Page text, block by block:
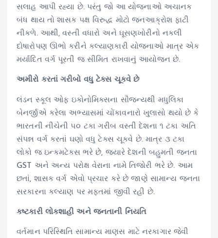
સલાહ આપી રહ્યા છે. પરંતુ જો આ યોજનાઓ અચાનક
બંધ થાય તો શાસક પક્ષ વિરુદ્ધ મોટો જનઆક્રોશ ફાટી
નીકળે. આથી, વસ્તી વધારો અને ઘૂસણખોરીનો નકલી
દોષારોપણ ઊભો કરીને કલ્યાણકારી યોજનાઓ માત્ર એક
મર્યાદિત વર્ગ પૂરતી જ સીમિત રાખવાનું આયોજન છે.
અમીરો કરતાં ગરીબો વધુ ટેક્સ ચૂકવે છે
લંડન સ્કૂલ ઓફ ઇકોનોમિક્સના સૌજન્યથી મધુલિકા
બેનર્જીએ કરેલા અભ્યાસમાં ચોંકાવનારો ખુલાસો થયો છે કે
ભારતની નીચેની ૫૦ ટકા ગરીબ વસ્તી દેશના ૧ ટકા અતિ
સંપન્ન વર્ગ કરતાં ઘણો વધુ ટેક્સ ચૂકવે છે. માત્ર ૩ ટકા
લોકો જ ઇન્કમટેક્સ ભરે છે, જ્યારે દેશની બહુમતી જનતા
GST અને અન્ય પરોક્ષ વેરાના નામે તિજોરી ભરે છે. આમ
છતાં, શાસક વર્ગ એવો પ્રચાર કરે છે જાણે સામાન્ય જનતા
સરકારના કલ્યાણ પર મફતમાં જીવી રહી છે.
કષ્ટકારી લોકશાહી અને જનતાની નિયતિ
વર્તમાન પરિસ્થિતિ સામાન્ય માણસ માટે નરકાગાર જેવી